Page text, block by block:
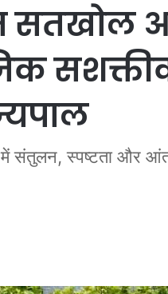
सतखोल
संतुलन, स्पष्टता और